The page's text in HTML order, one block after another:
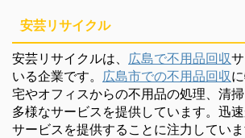
安芸リサイクル
安芸リサイクルは、 広島で不用品回収
いる企業です。 広島市での不用品回収
宅やオフィスからの不用品の処理、清掃
多様なサービスを提供しています。迅
サービスを提供することに注力していま